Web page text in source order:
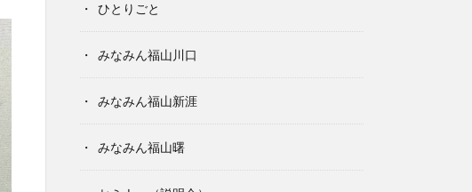
ひとりごと
みなみん福山川口
みなみん福山新涯
みなみん福山曙